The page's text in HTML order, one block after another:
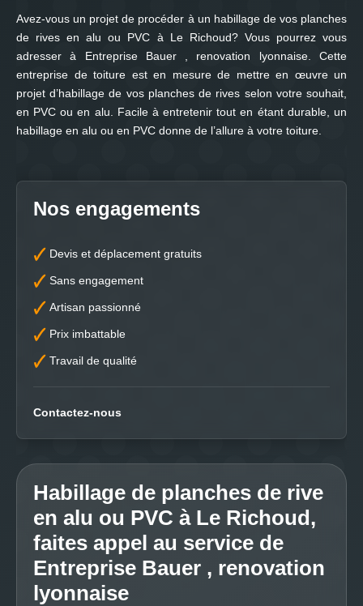
Avez-vous un projet de procéder à un habillage de vos planches
de rives en alu ou PVC à Le Richoud? Vous pourrez vous
adresser à Entreprise Bauer , renovation lyonnaise. Cette
entreprise de toiture est en mesure de mettre en œuvre un
projet d’habillage de vos planches de rives selon votre souhait,
en PVC ou en alu. Facile à entretenir tout en étant durable, un
habillage en alu ou en PVC donne de l’allure à votre toiture.
Nos engagements
Devis et déplacement gratuits
Sans engagement
Artisan passionné
Prix imbattable
Travail de qualité
Contactez-nous
Habillage de planches de rive
en alu ou PVC à Le Richoud,
faites appel au service de
Entreprise Bauer , renovation
lyonnaise